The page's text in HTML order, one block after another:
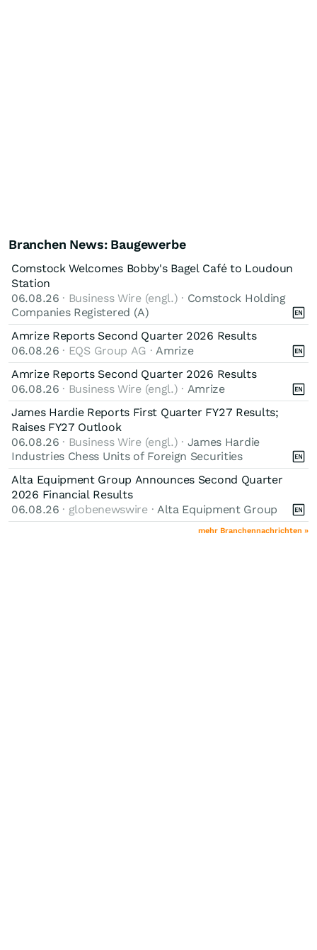
Branchen News: Baugewerbe
Comstock Welcomes Bobby's Bagel Café to Loudoun
Station
06.08.26 · Business Wire (engl.) · Comstock Holding
Companies Registered (A)
Amrize Reports Second Quarter 2026 Results
06.08.26 · EQS Group AG · Amrize
Amrize Reports Second Quarter 2026 Results
06.08.26 · Business Wire (engl.) · Amrize
James Hardie Reports First Quarter FY27 Results;
Raises FY27 Outlook
06.08.26 · Business Wire (engl.) · James Hardie
Industries Chess Units of Foreign Securities
Alta Equipment Group Announces Second Quarter
2026 Financial Results
06.08.26 · globenewswire · Alta Equipment Group
mehr Branchennachrichten »